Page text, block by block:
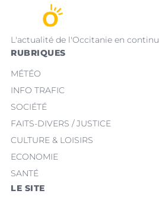
L'actualité de l'Occitanie en continu
RUBRIQUES
MÉTÉO
INFO TRAFIC
SOCIÉTÉ
FAITS-DIVERS / JUSTICE
CULTURE & LOISIRS
ECONOMIE
SANTÉ
LE SITE